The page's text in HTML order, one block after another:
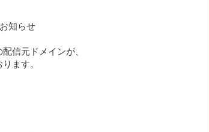
知らせ
信元ドメインが、
ます。